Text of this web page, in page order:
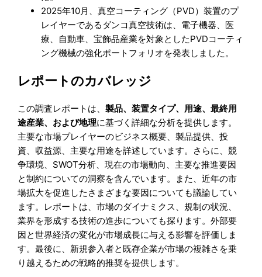
2025年10月、真空コーティング（PVD）装置のプ
レイヤーであるダンコ真空技術は、電子機器、医
療、自動車、宝飾品産業を対象としたPVDコーティ
ング機械の強化ポートフォリオを発表しました。
レポートのカバレッジ
この調査レポートは、製品、装置タイプ、用途、最終用
途産業、および地理に基づく詳細な分析を提供します。
主要な市場プレイヤーのビジネス概要、製品提供、投
資、収益源、主要な用途を詳述しています。さらに、競
争環境、SWOT分析、現在の市場動向、主要な推進要因
と制約についての洞察を含んでいます。また、近年の市
場拡大を促進したさまざまな要因についても議論してい
ます。レポートは、市場のダイナミクス、規制の状況、
業界を形成する技術の進歩についても探ります。外部要
因と世界経済の変化が市場成長に与える影響を評価しま
す。最後に、新規参入者と既存企業が市場の複雑さを乗
り越えるための戦略的推奨を提供します。